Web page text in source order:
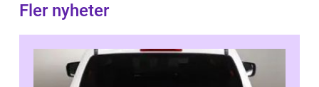
Fler nyheter